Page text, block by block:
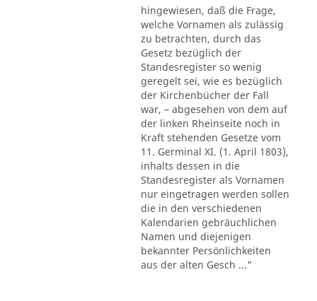
hingewiesen, daß die Frage,
welche Vornamen als zulässig
zu betrachten, durch das
Gesetz bezüglich der
Standesregister so wenig
geregelt sei, wie es bezüglich
der Kirchenbücher der Fall
war, – abgesehen von dem auf
der linken Rheinseite noch in
Kraft stehenden Gesetze vom
11. Germinal XI. (1. April 1803),
inhalts dessen in die
Standesregister als Vornamen
nur eingetragen werden sollen
die in den verschiedenen
Kalendarien gebräuchlichen
Namen und diejenigen
bekannter Persönlichkeiten
aus der alten Gesch ..."